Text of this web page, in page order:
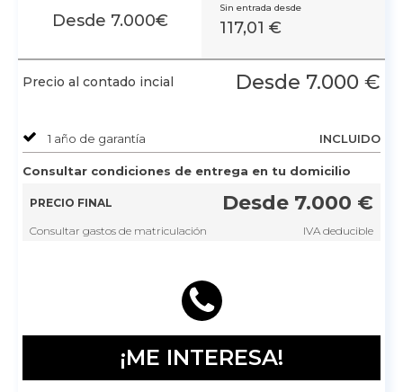
Desde 7.000€
Sin entrada desde
117,01 €
Precio al contado incial Desde 7.000 €
1 año de garantía INCLUIDO
Consultar condiciones de entrega en tu domicilio
PRECIO FINAL Desde 7.000 €
Consultar gastos de matriculación IVA deducible
¡ME INTERESA!